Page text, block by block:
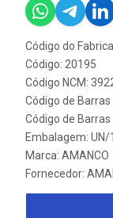
Código do
Código: 20195
Código NCM:
Código de
Código de
Embalagem: UN/1
Marca: AMANCO
Fornecedor: